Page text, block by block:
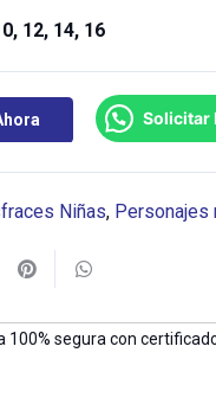
12, 14, 16
Solicitar
Niñas, Personajes
100% segura con